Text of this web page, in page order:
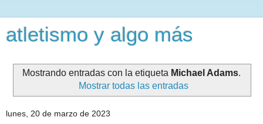
atletismo y algo más
Mostrando entradas con la etiqueta Michael Adams.
Mostrar todas las entradas
lunes, 20 de marzo de 2023